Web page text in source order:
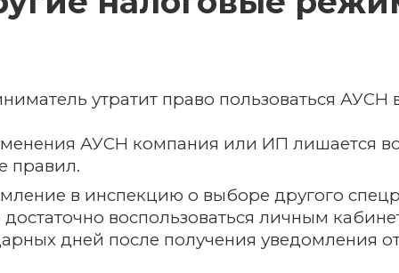
утратит право пользоваться АУСН
АУСН компания или ИП лишается
правил.
в инспекцию о выборе другого
воспользоваться личным
дней после получения уведомления